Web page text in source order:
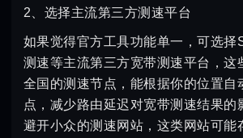
2、选择主流第三方测速平台
如果觉得官方工具功能单一，可选
测速等主流第三方宽带测速平台，这
全国的测速节点，能根据你的位置自
点，减少路由延迟对宽带测速结果的
避开小众的测速网站，这类网站可能